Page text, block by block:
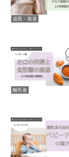
成長・発達
離乳食